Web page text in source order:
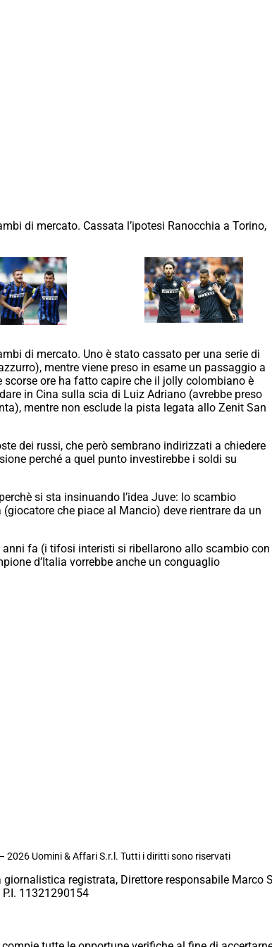
di mercato. Cassata l’ipotesi Ranocchia a Torino,
di mercato. Uno è stato cassato per una serie di
mentre viene preso in esame un passaggio a
ore ha fatto capire che il jolly colombiano è
in Cina sulla scia di Luiz Adriano (avrebbe preso
mentre non esclude la pista legata allo Zenit San
dei russi, che però sembrano indirizzati a chiedere
perché a quel punto investirebbe i soldi su
si sta insinuando l’idea Juve: lo scambio
che piace al Mancio) deve rientrare da un
fa (i tifosi interisti si ribellarono allo scambio con
d’Italia vorrebbe anche un conguaglio
2026 Uomini & Affari S.r.l. Tutti i diritti sono riservati
giornalistica registrata, Direttore responsabile Marco
11321290154